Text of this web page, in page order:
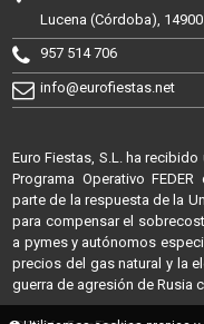
Lucena (Córdoba), 14900
957 514 706
info@eurofiestas.net
Euro Fiestas, S.L. ha
Programa Operativo
parte de la respuesta de la
para compensar el
a pymes y autónomos
precios del gas natural y la
guerra de agresión de Rusia